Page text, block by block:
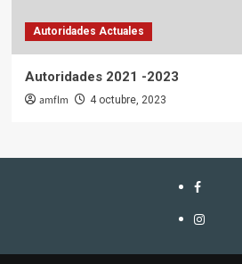
Autoridades Actuales
Autoridades 2021 -2023
amflm 4 octubre, 2023
Facebook
Instagram